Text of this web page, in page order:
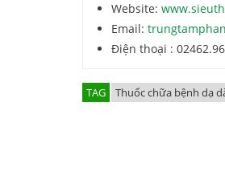
Website:
Email:
Điện thoại :
TAG Thuốc chữa bệnh dạ